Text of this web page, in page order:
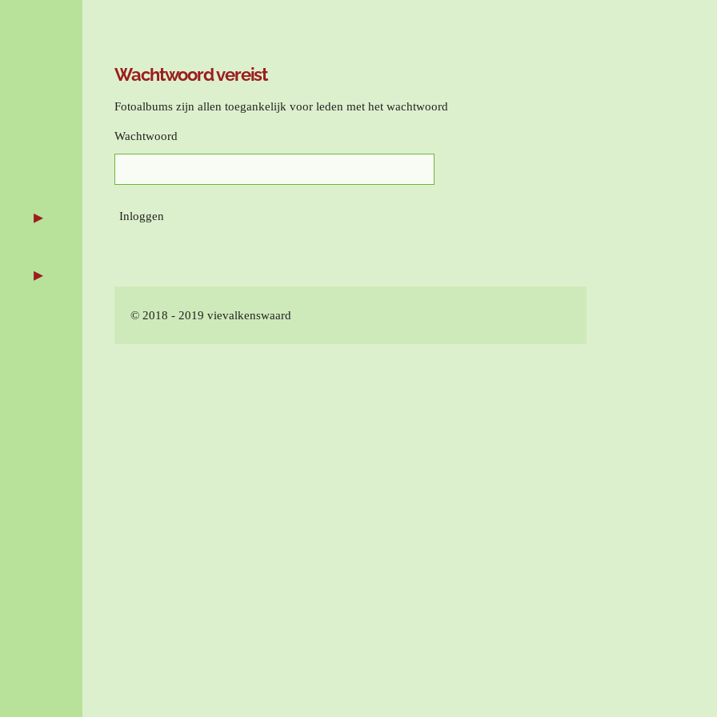
Wachtwoord vereist
Fotoalbums zijn allen toegankelijk voor leden met het wachtwoord
Wachtwoord
Inloggen
© 2018 - 2019 vievalkenswaard